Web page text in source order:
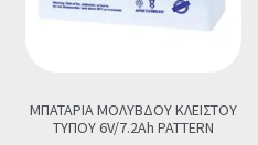
ΜΠΑΤΑΡΙΑ ΜΟΛΥΒΔΟΥ ΚΛΕΙΣΤΟΥ
ΤΥΠΟΥ 6V/7.2Ah PATTERN